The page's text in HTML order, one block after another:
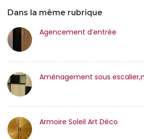
Dans la même rubrique
Agencement d’entrée
Aménagement sous
Armoire Soleil Art Déco